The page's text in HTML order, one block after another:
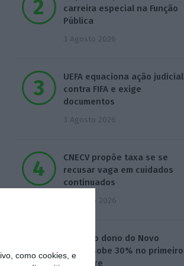
como cookies, e
carreira especial na Função
Pública
3 Agosto 2026
UEFA equaciona ação judicial
contra FIFA e exige
documentos
3 Agosto 2026
CNECV propõe taxa se se
recusar vaga em cuidados
continuados
4 Agosto 2026
Lucro do dono do Novo
Banco sobe 30% no primeiro
semestre